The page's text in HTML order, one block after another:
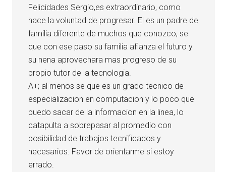
Felicidades Sergio,es extraordinario, como
hace la voluntad de progresar. El es un padre de
familia diferente de muchos que conozco, se
que con ese paso su familia afianza el futuro y
su nena aprovechara mas progreso de su
propio tutor de la tecnologia.
A+; al menos se que es un grado tecnico de
especializacion en computacion y lo poco que
puedo sacar de la informacion en la linea, lo
catapulta a sobrepasar al promedio con
posibilidad de trabajos tecnificados y
necesarios. Favor de orientarme si estoy
errado.